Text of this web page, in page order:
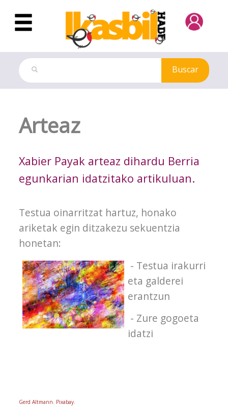
Saltar al contenido principal
Buscar
Arteaz
Xabier Payak arteaz dihardu Berria
egunkarian idatzitako artikuluan.
Testua oinarritzat hartuz, honako
ariketak egin ditzakezu sekuentzia
honetan:
- Testua irakurri
eta galderei
erantzun
- Zure gogoeta
idatzi
Gerd Altmann. Pixabay.